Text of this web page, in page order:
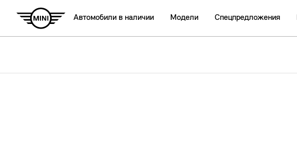
Автомобили в наличии Модели Спецпредложения